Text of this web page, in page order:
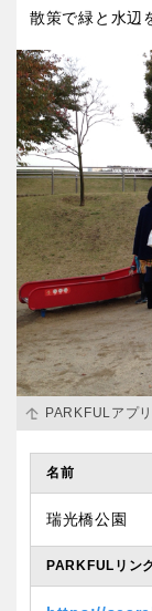
散策で緑と水辺
PARKFULアプ
名前
瑞光橋公園
PARKFULリン